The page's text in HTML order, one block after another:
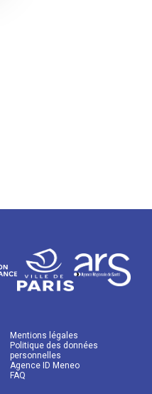
Mentions légales
Politique des données
personnelles
Agence ID Meneo
FAQ